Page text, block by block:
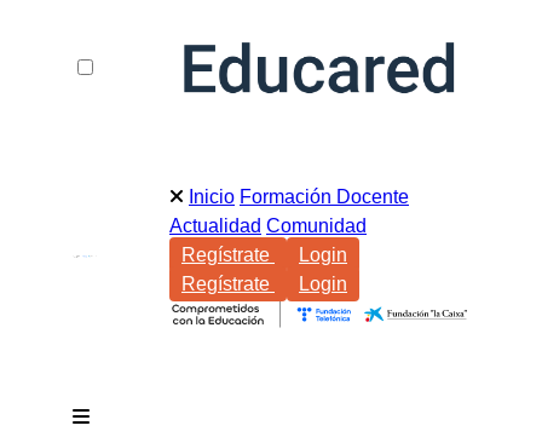
Inicio Formación Docente
Actualidad Comunidad
Regístrate
Login
Regístrate
Login